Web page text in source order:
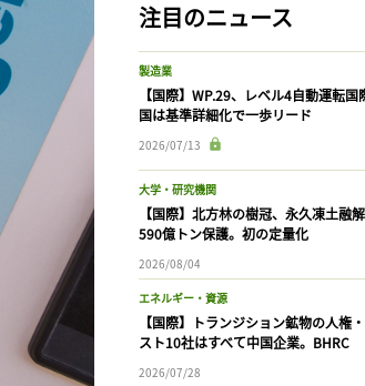
注目のニュース
製造業
【国際】WP.29、レベル4自動運転
国は基準詳細化で一歩リード
2026/07/13
大学・研究機関
【国際】北方林の樹冠、永久凍土融
590億トン保護。初の定量化
2026/08/04
エネルギー・資源
【国際】トランジション鉱物の人権
スト10社はすべて中国企業。BHRC
2026/07/28